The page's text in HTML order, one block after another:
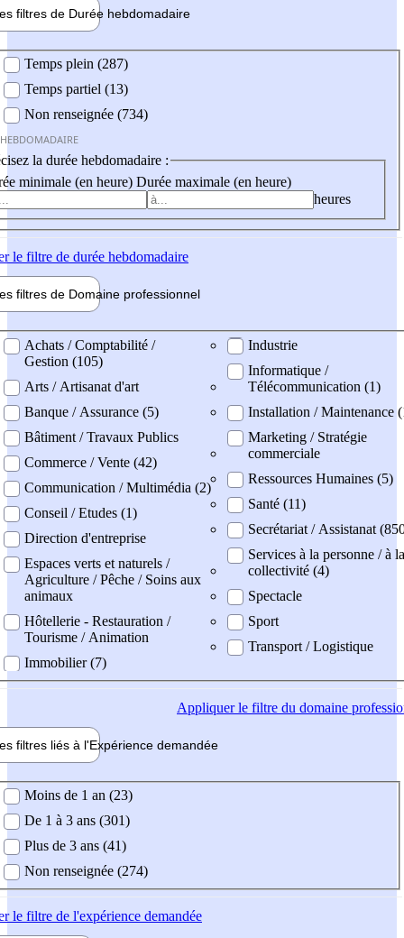
filtres de Durée hebdomadaire
Temps plein (287)
Temps partiel (13)
Non renseignée (734)
la durée hebdomadaire :
minimale (en heure) Durée maximale (en heure)
heures
le filtre de durée hebdomadaire
filtres de Domaine professionnel
professionel
Achats / Comptabilité /
Gestion (105)
Arts / Artisanat d'art
Banque / Assurance (5)
Bâtiment / Travaux Publics
Commerce / Vente (42)
Communication / Multimédia (2)
Conseil / Etudes (1)
Direction d'entreprise
Espaces verts et naturels /
Agriculture / Pêche / Soins aux
animaux
Hôtellerie - Restauration /
Tourisme / Animation
Immobilier (7)
Industrie
Informatique /
Télécommunication (1)
Installation / Maintenance
Marketing / Stratégie
commerciale
Ressources Humaines (5)
Santé (11)
Secrétariat / Assistanat
Services à la personne / à la
collectivité (4)
Spectacle
Sport
Transport / Logistique
Appliquerle filtre du domaine
filtres liés à l'Expérience demandée
demandée
Moins de 1 an (23)
De 1 à 3 ans (301)
Plus de 3 ans (41)
Non renseignée (274)
le filtre de l'expérience demandée